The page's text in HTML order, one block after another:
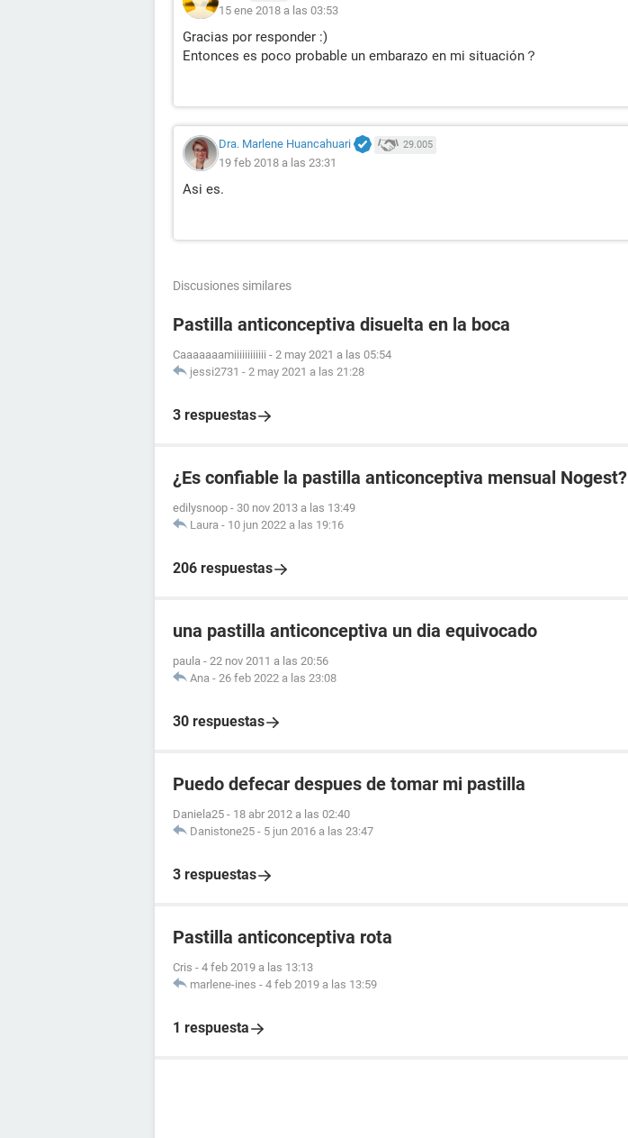
15 ene 2018 a las 03:53
Gracias por responder :)
Entonces es poco probable un embarazo en mi situación？
Dra. Marlene Huancahuari 29.005
19 feb 2018 a las 23:31
Asi es.
Discusiones similares
Pastilla anticonceptiva disuelta en la boca
Caaaaaaamiiiiiiiiiiii - 2 may 2021 a las 05:54
jessi2731 - 2 may 2021 a las 21:28
3 respuestas
¿Es confiable la pastilla anticonceptiva mensual Nogest?
edilysnoop - 30 nov 2013 a las 13:49
Laura - 10 jun 2022 a las 19:16
206 respuestas
una pastilla anticonceptiva un dia equivocado
paula - 22 nov 2011 a las 20:56
Ana - 26 feb 2022 a las 23:08
30 respuestas
Puedo defecar despues de tomar mi pastilla
Daniela25 - 18 abr 2012 a las 02:40
Danistone25 - 5 jun 2016 a las 23:47
3 respuestas
Pastilla anticonceptiva rota
Cris - 4 feb 2019 a las 13:13
marlene-ines - 4 feb 2019 a las 13:59
1 respuesta